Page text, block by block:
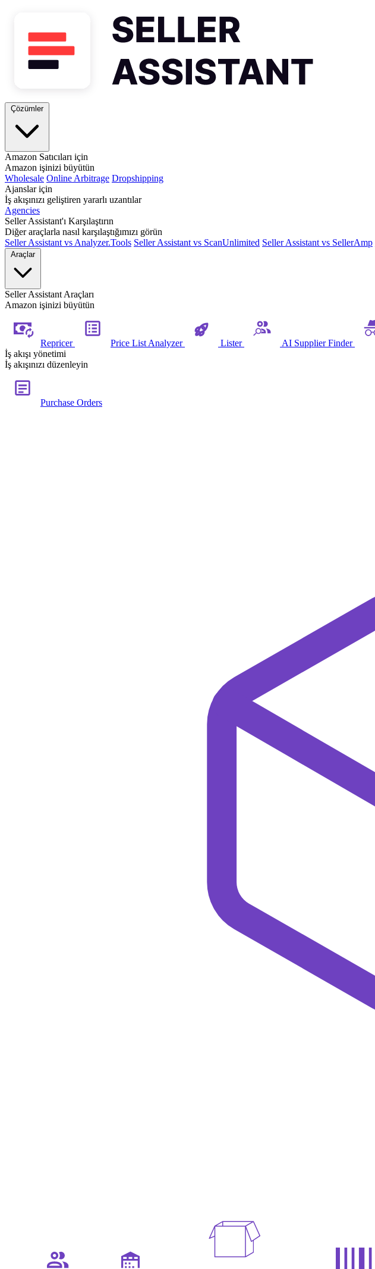
Çözümler
Amazon Satıcıları için
Amazon işinizi büyütün
Wholesale Online Arbitrage Dropshipping
Ajanslar için
İş akışınızı geliştiren yararlı uzantılar
Agencies
Seller Assistant'ı Karşılaştırın
Diğer araçlarla nasıl karşılaştığımızı görün
Seller Assistant vs Analyzer.Tools Seller Assistant vs ScanUnlimited Seller Assistant vs SellerAmp
Araçlar
Seller Assistant Araçları
Amazon işinizi büyütün
Repricer Price List Analyzer Lister AI Supplier Finder
İş akışı yönetimi
İş akışınızı düzenleyin
Purchase Orders